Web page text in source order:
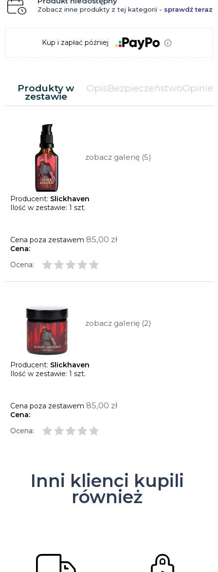
Zobacz inne produkty z tej kategorii - sprawdź teraz
Kup i zapłać później
Produkty w
zestawie
OpisBezpieczeństwoOpinie
zobacz galerię (5)
Producent: Slickhaven
Ilość w zestawie: 1 szt.
Cena poza zestawem 85,00 zł
Cena:
Ocena:
zobacz galerię (2)
Producent: Slickhaven
Ilość w zestawie: 1 szt.
Cena poza zestawem 85,00 zł
Cena:
Ocena:
Inni klienci kupili
również